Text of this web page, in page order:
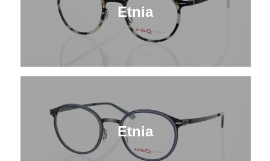
Etnia
Etnia